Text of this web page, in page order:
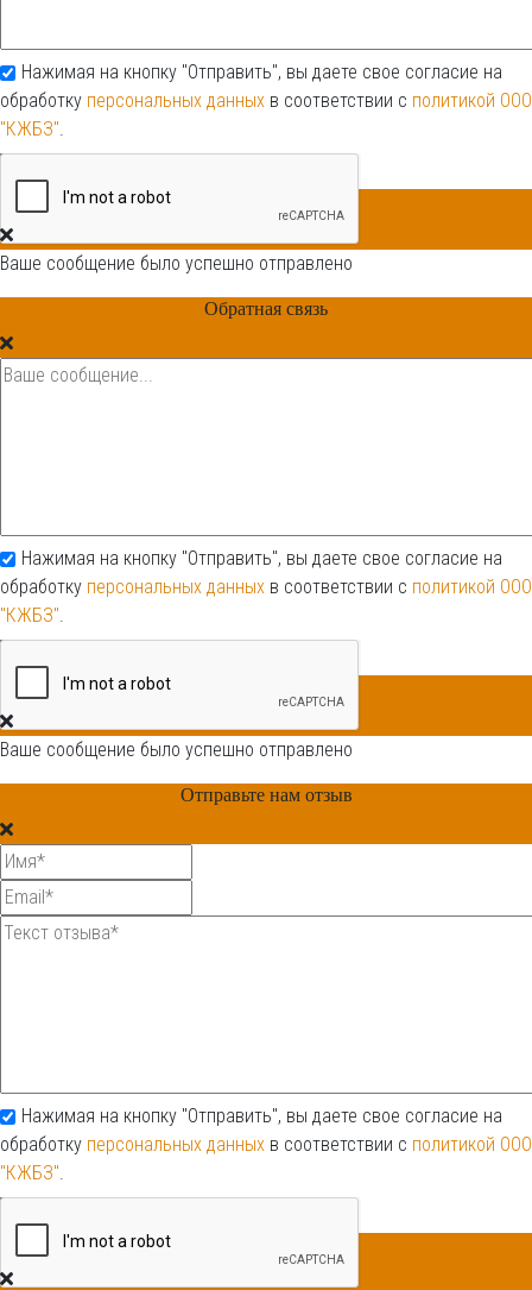
Нажимая на кнопку "Отправить", вы даете свое согласие на
обработку персональных данных в соответствии с политикой ООО
"КЖБЗ".
Обратная связь
Ваше сообщение было успешно отправлено
Обратная связь
Нажимая на кнопку "Отправить", вы даете свое согласие на
обработку персональных данных в соответствии с политикой ООО
"КЖБЗ".
Обратная связь
Ваше сообщение было успешно отправлено
Отправьте нам отзыв
Нажимая на кнопку "Отправить", вы даете свое согласие на
обработку персональных данных в соответствии с политикой ООО
"КЖБЗ".
Ваш отзыв отправлен.